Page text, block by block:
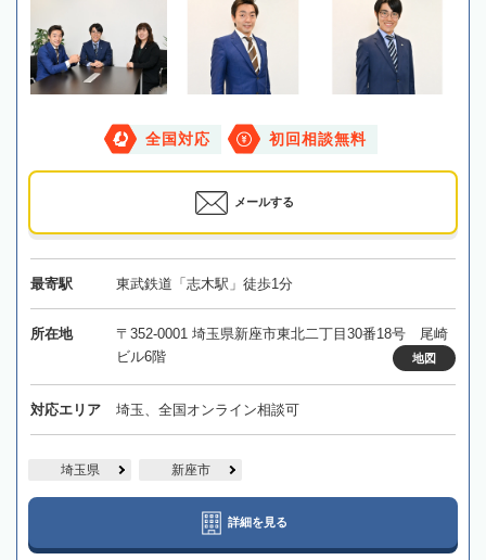
全国対応 初回相談無料
メールする
最寄駅 東武鉄道「志木駅」徒歩1分
所在地
〒352-0001 埼玉県新座市東北二丁目30番18号 尾崎
ビル6階
地図
対応エリア 埼玉、全国オンライン相談可
埼玉県 新座市
詳細を見る